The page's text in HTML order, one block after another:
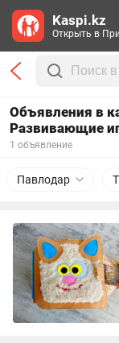
Объявления в
Развивающие
1 объявление
Павлодар
Kaspi.kz
Открыть в